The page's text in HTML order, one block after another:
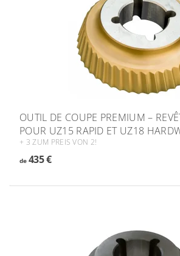
OUTIL DE COUPE PREMIUM –
POUR UZ15 RAPID ET UZ18
+ 3 ZUM PREIS VON 2!
de435 €